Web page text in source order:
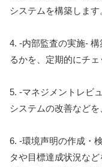
システムを構築します
4. -内部監査の実施-
るかを、定期的にチェ
5. -マネジメントレビ
システムの改善などを
6. -環境声明の作成・
タや目標達成状況な